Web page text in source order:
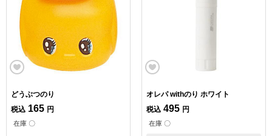
どうぶつのり
税込 165 円
在庫 〇
オレパ withのり ホワイト
税込 495 円
在庫 〇